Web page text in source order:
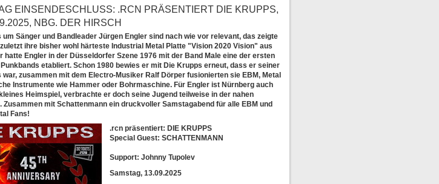
EINSENDESCHLUSS: .RCN PRÄSENTIERT DIE KRUPPS, S
NBG. DER HIRSCH
um Sänger und Bandleader Jürgen Engler sind nach wie vor relevant, das zeigte
ihre bisher wohl härteste Industrial Metal Platte "Vision 2020 Vision" aus
hatte Engler in der Düsseldorfer Szene 1976 mit der Band Male eine der ersten
etabliert. Schon 1980 bewies er mit Die Krupps erneut, dass er seiner
war, zusammen mit dem Electro-Musiker Ralf Dörper fusionierten sie EBM, Metal
Instrumente wie Hammer oder Bohrmaschine. Für Engler ist Nürnberg auch
Heimspiel, verbrachte er doch seine Jugend teilweise in der nahen
Zusammen mit Schattenmann ein druckvoller Samstagabend für alle EBM und
Fans!
.rcn präsentiert: DIE KRUPPS
Special Guest: SCHATTENMANN
Support: Johnny Tupolev
Samstag, 13.09.2025